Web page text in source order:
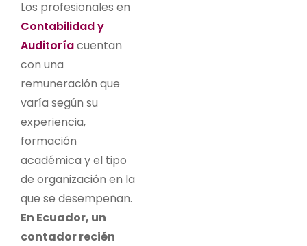
Los profesionales en
Contabilidad y
Auditoríacuentan
con una
remuneración que
varía según su
experiencia,
formación
académica y el tipo
de organización en la
que se desempeñan.
En Ecuador, un
contador recién